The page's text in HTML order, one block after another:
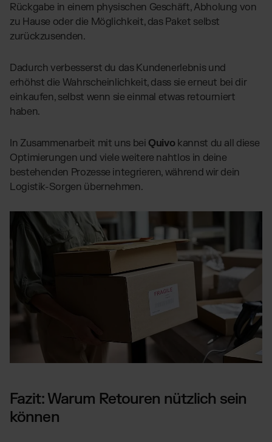
Rückgabe in einem physischen Geschäft, Abholung von
zu Hause oder die Möglichkeit, das Paket selbst
zurückzusenden.
Dadurch verbesserst du das Kundenerlebnis und
erhöhst die Wahrscheinlichkeit, dass sie erneut bei dir
einkaufen, selbst wenn sie einmal etwas retourniert
haben.
In Zusammenarbeit mit uns bei Quivokannst du all diese
Optimierungen und viele weitere nahtlos in deine
bestehenden Prozesse integrieren, während wir dein
Logistik-Sorgen übernehmen.
Fazit: Warum Retouren nützlich sein
können